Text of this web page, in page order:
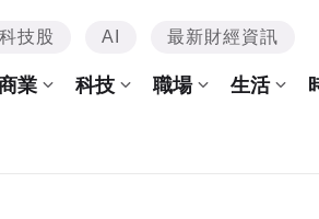
技股 AI 最新財經資訊
業 科技 職場 生活